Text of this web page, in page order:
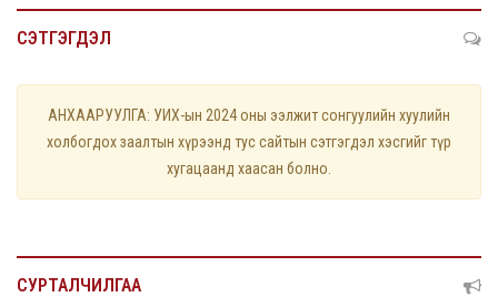
СЭТГЭГДЭЛ
АНХААРУУЛГА: УИХ-ын 2024 оны ээлжит сонгуулийн хуулийн
холбогдох заалтын хүрээнд тус сайтын сэтгэгдэл хэсгийг түр
хугацаанд хаасан болно.
СУРТАЛЧИЛГАА